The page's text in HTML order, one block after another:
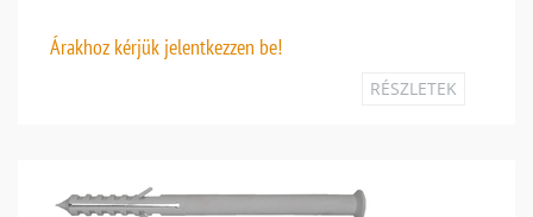
Árakhoz kérjük jelentkezzen be!
RÉSZLETEK